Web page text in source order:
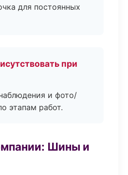
для постоянных
при
и фото/
этапам работ.
Шины и